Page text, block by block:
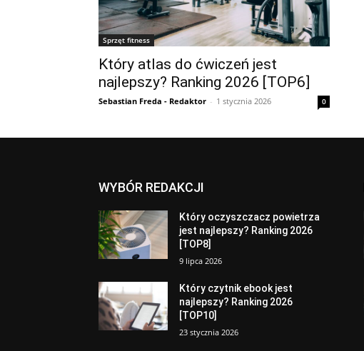
Sprzęt fitness
Który atlas do ćwiczeń jest
najlepszy? Ranking 2026 [TOP6]
Sebastian Freda - Redaktor - 1 stycznia 2026 0
WYBÓR REDAKCJI
Który oczyszczacz powietrza
jest najlepszy? Ranking 2026
[TOP8]
9 lipca 2026
Który czytnik ebook jest
najlepszy? Ranking 2026
[TOP10]
23 stycznia 2026